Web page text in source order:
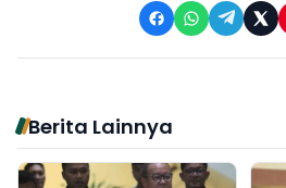
Berita Lainnya